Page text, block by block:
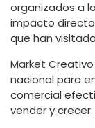
organizados a
impacto directo
que han
Market
nacional para
comercial
vender y crecer.